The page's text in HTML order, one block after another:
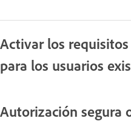
Activar los
para los usuarios
Autorización segura